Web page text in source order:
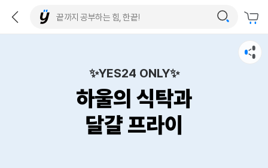
✨YES24 ONLY✨
하울의 식탁과
달걀 프라이